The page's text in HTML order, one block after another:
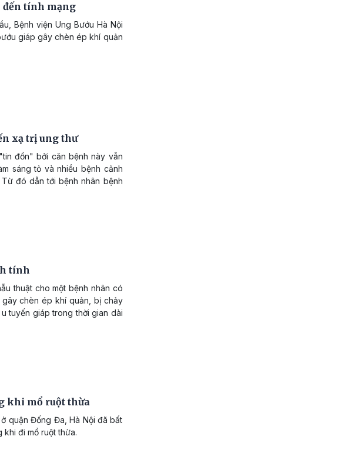
tính mạng
Bệnh viện Ung Bướu Hà Nội
giáp gây chèn ép khí quản
xạ trị ung thư
đồn" bởi căn bệnh này vẫn
sáng tỏ và nhiều bệnh cảnh
đó dẫn tới bệnh nhân bệnh
tính
thuật cho một bệnh nhân có
gây chèn ép khí quản, bị chảy
tuyến giáp trong thời gian dài
khi mổ ruột thừa
quận Đống Đa, Hà Nội đã bất
đi mổ ruột thừa.